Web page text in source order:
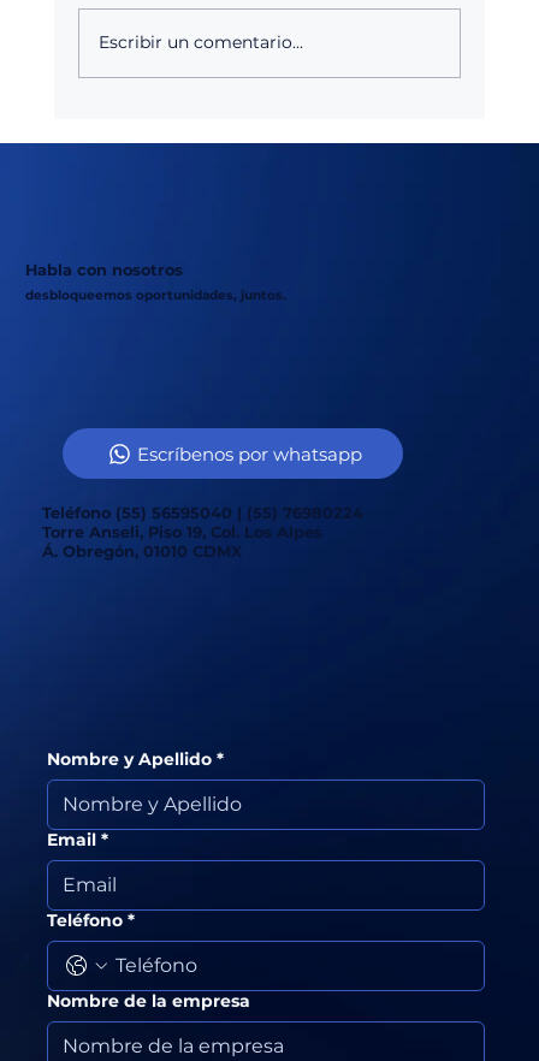
Escribir un comentario...
Habla con nosotros
desbloqueemos oportunidades, juntos.
Escríbenos por whatsapp
Teléfono (55) 56595040 | (55) 76980224
Torre Anseli, Piso 19, Col. Los Alpes
Á. Obregón, 01010 CDMX
Nombre y Apellido *
Email *
Teléfono *
Nombre de la empresa